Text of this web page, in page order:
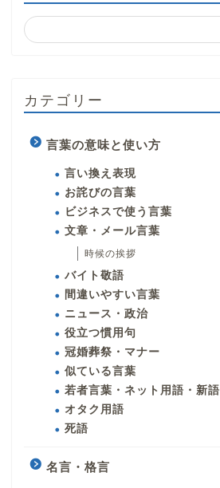
カテゴリー
言葉の意味と使い方
言い換え表現
お詫びの言葉
ビジネスで使う言葉
文章・メール言葉
時候の挨拶
バイト敬語
間違いやすい言葉
ニュース・政治
役立つ慣用句
冠婚葬祭・マナー
似ている言葉
若者言葉・ネット用語・新語
オタク用語
死語
名言・格言